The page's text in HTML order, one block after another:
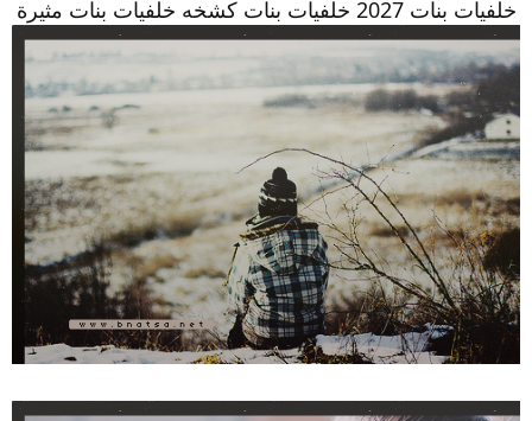
خلفيات بنات 2027 خلفيات بنات كشخه خلفيات بنات مثيرة